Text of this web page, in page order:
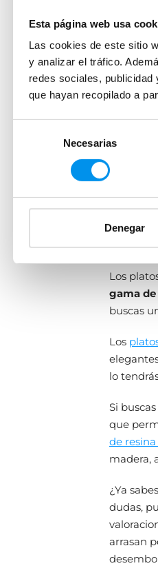
Esta página web usa
Las cookies de este sitio
y analizar el tráfico.
redes sociales, publicidad
que hayan recopilado a
consentimiento
Necesarias
Denegar
un
baño
poco
ejemplo,
Estilo
Si te
nivel
hay
Los
gama
buscas
Los
lo
Si
que
de
madera,
¿Ya
dudas,
arrasan